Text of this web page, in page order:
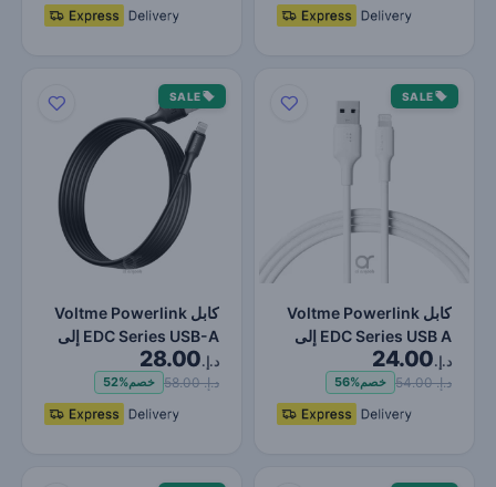
SALE
كابل Voltme Powerlink
EDC Series USB A إلى
Lightning - شحن سريع…
د.إ.24.00
د.إ. 54.00 خصم56%
SALE
كابل Voltme Powerlink
EDC Series USB-A إلى
Lightning - شحن سريع…
د.إ.28.00
د.إ. 58.00 خصم52%